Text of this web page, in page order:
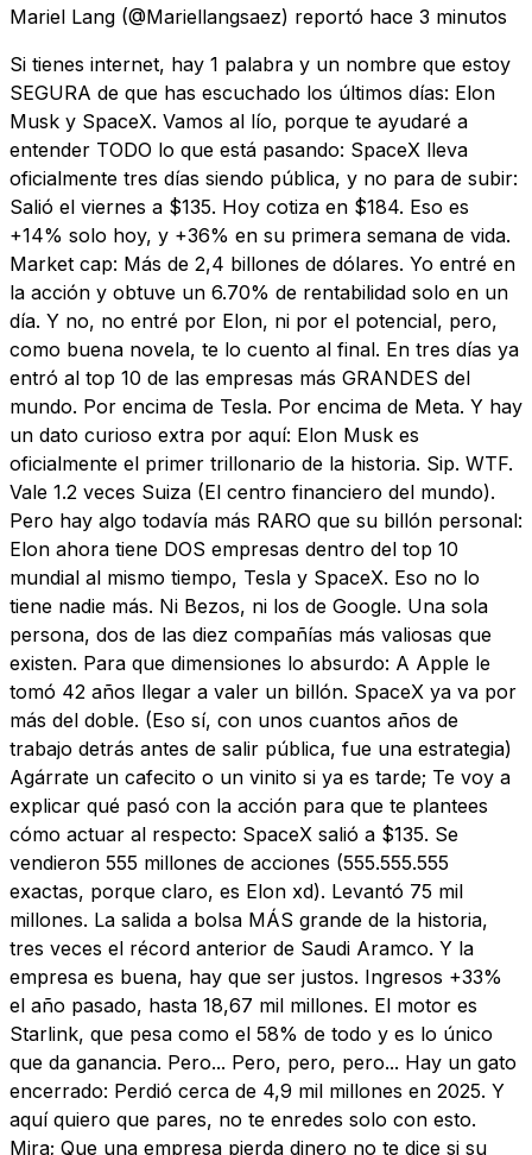
Mariel Lang (@Mariellangsaez) reportó hace 3 minutos
Si tienes internet, hay 1 palabra y un nombre que estoy
SEGURA de que has escuchado los últimos días: Elon
Musk y SpaceX. Vamos al lío, porque te ayudaré a
entender TODO lo que está pasando: SpaceX lleva
oficialmente tres días siendo pública, y no para de subir:
Salió el viernes a $135. Hoy cotiza en $184. Eso es
+14% solo hoy, y +36% en su primera semana de vida.
Market cap: Más de 2,4 billones de dólares. Yo entré en
la acción y obtuve un 6.70% de rentabilidad solo en un
día. Y no, no entré por Elon, ni por el potencial, pero,
como buena novela, te lo cuento al final. En tres días ya
entró al top 10 de las empresas más GRANDES del
mundo. Por encima de Tesla. Por encima de Meta. Y hay
un dato curioso extra por aquí: Elon Musk es
oficialmente el primer trillonario de la historia. Sip. WTF.
Vale 1.2 veces Suiza (El centro financiero del mundo).
Pero hay algo todavía más RARO que su billón personal:
Elon ahora tiene DOS empresas dentro del top 10
mundial al mismo tiempo, Tesla y SpaceX. Eso no lo
tiene nadie más. Ni Bezos, ni los de Google. Una sola
persona, dos de las diez compañías más valiosas que
existen. Para que dimensiones lo absurdo: A Apple le
tomó 42 años llegar a valer un billón. SpaceX ya va por
más del doble. (Eso sí, con unos cuantos años de
trabajo detrás antes de salir pública, fue una estrategia)
Agárrate un cafecito o un vinito si ya es tarde; Te voy a
explicar qué pasó con la acción para que te plantees
cómo actuar al respecto: SpaceX salió a $135. Se
vendieron 555 millones de acciones (555.555.555
exactas, porque claro, es Elon xd). Levantó 75 mil
millones. La salida a bolsa MÁS grande de la historia,
tres veces el récord anterior de Saudi Aramco. Y la
empresa es buena, hay que ser justos. Ingresos +33%
el año pasado, hasta 18,67 mil millones. El motor es
Starlink, que pesa como el 58% de todo y es lo único
que da ganancia. Pero... Pero, pero, pero... Hay un gato
encerrado: Perdió cerca de 4,9 mil millones en 2025. Y
aquí quiero que pares, no te enredes solo con esto.
Mira; Que una empresa pierda dinero no te dice si su